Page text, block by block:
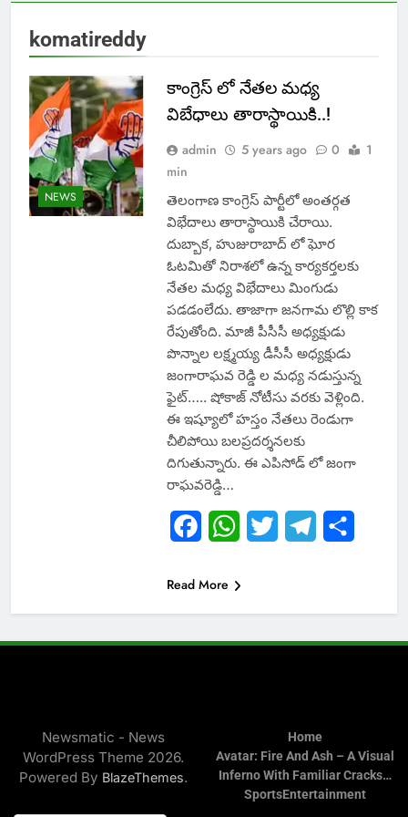
komatireddy
NEWS
కాంగ్రెస్ లో నేతల మధ్య
విబేధాలు తారాస్థాయికి..!
admin 5 years ago 0
1
min
తెలంగాణ కాంగ్రెస్‌ పార్టీలో అంతర్గత
విభేదాలు తారాస్థాయికి చేరాయి.
దుబ్బాక, హుజురాబాద్‌ లో ఘోర
ఓటమితో నిరాశలో ఉన్న కార్యకర్తలకు
నేతల మధ్య విభేదాలు మింగుడు
పడడంలేదు. తాజాగా జనగామ లొల్లి కాక
రేపుతోంది. మాజీ పీసీసీ అధ్యక్షుడు
పొన్నాల లక్ష్మయ్య డీసీసీ అధ్యక్షుడు
జంగారాఘవ రెడ్డి ల మధ్య నడుస్తున్న
ఫైట్….. షోకాజ్ నోటీసు వరకు వెళ్లింది.
ఈ ఇష్యూలో హస్తం నేతలు రెండుగా
చీలిపోయి బలప్రదర్శనలకు
దిగుతున్నారు. ఈ ఎపిసోడ్ లో జంగా
రాఘవరెడ్డి…
FacebookWhatsApp
Twitter Telegram
Read More
Newsmatic - News
WordPress Theme 2026.
Powered By BlazeThemes.
Home
Avatar: Fire And Ash – A Visual
Inferno With Familiar Cracks…
SportsEntertainment